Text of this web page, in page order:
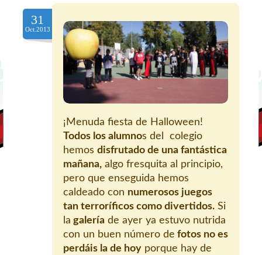
Maestros
Nuestro centro
Contacto
31
Oct.2013
¡Menuda fiesta de Halloween!
Todos los alumnos del colegio
hemos disfrutado de una fantástica
mañana, algo fresquita al principio,
pero que enseguida hemos
caldeado con numerosos juegos
tan terroríficos como divertidos. Si
la galería de ayer ya estuvo nutrida
con un buen número de fotos no es
perdáis la de hoy porque hay de